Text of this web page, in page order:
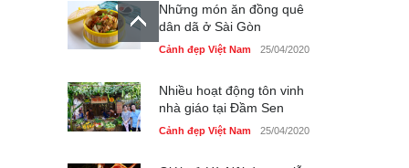
Những món ăn đồng quê
dân dã ở Sài Gòn
Cảnh đẹp Việt Nam 25/04/2020
Nhiều hoạt động tôn vinh
nhà giáo tại Đầm Sen
Cảnh đẹp Việt Nam 25/04/2020